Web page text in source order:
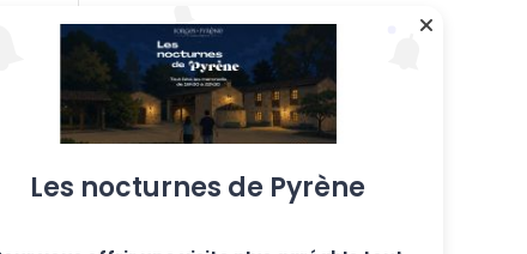
mayo de 2019
marzo de 2018
Febrero de 2018
Enero de 2017
diciembre de 2016
Les nocturnes de Pyrène